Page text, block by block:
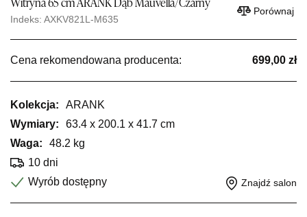
Witryna 65 cm ARANK Dąb Mauvella/Czarny
Indeks: AXKV821L-M635
Porównaj
Cena rekomendowana producenta: 699,00 zł
Kolekcja:
ARANK
Wymiary:
63.4 x 200.1 x 41.7 cm
Waga:
48.2 kg
10 dni
Wyrób dostępny
Znajdź salon